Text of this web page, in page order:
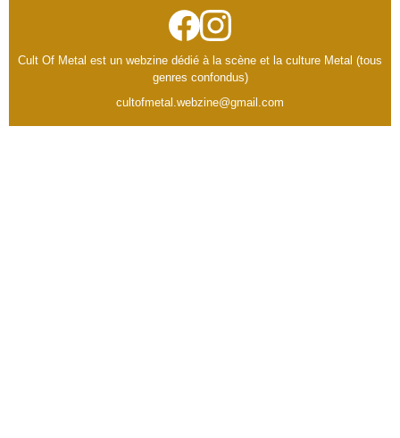
Cult Of Metal est un webzine dédié à la scène et la culture Metal (tous
genres confondus)
cultofmetal.webzine@gmail.com